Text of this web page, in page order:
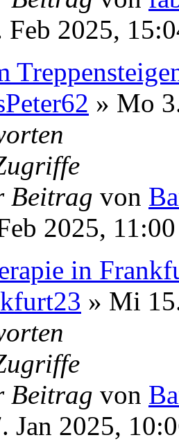
2025,
» Mo
Beitrag von
2025, 11:00
in
» Mi
Beitrag von
Jan 2025,